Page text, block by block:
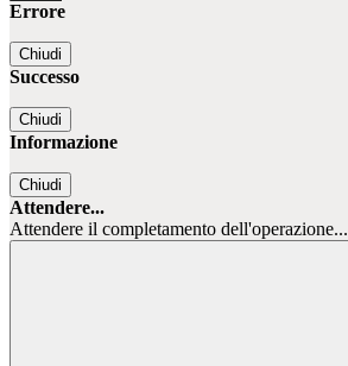
Errore
Chiudi
Successo
Chiudi
Informazione
Chiudi
Attendere...
Attendere il completamento dell'operazione...